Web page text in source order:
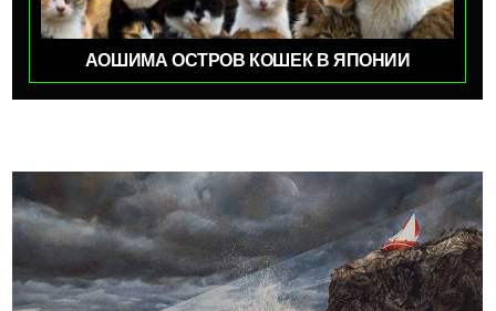
АОШИМА ОСТРОВ КОШЕК В ЯПОНИИ